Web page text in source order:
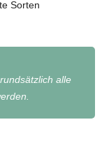
Sorten
alle